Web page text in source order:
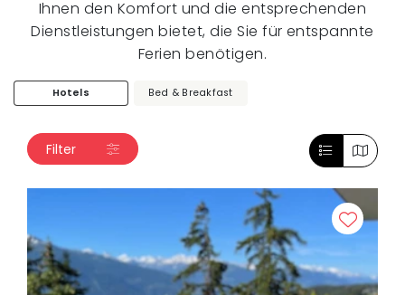
Ihnen den Komfort und die entsprechenden
Dienstleistungen bietet, die Sie für entspannte
Ferien benötigen.
Hotels Bed & Breakfast
Filter